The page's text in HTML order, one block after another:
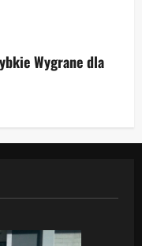
Wygrane dla